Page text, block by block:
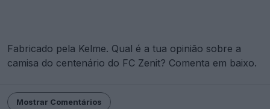
Fabricado pela Kelme. Qual é a tua opinião sobre a
camisa do centenário do FC Zenit? Comenta em baixo.
Mostrar Comentários